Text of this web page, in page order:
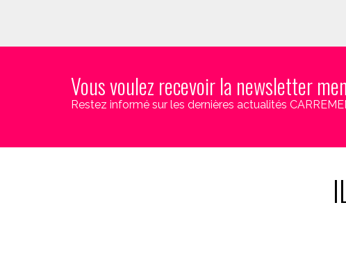
Vous voulez recevoir la newsletter
Restez informé sur les dernières actualités